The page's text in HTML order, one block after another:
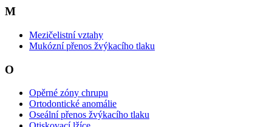
M
Mezičelistní vztahy
Mukózní přenos žvýkacího tlaku
O
Opěrné zóny chrupu
Ortodontické anomálie
Oseální přenos žvýkacího tlaku